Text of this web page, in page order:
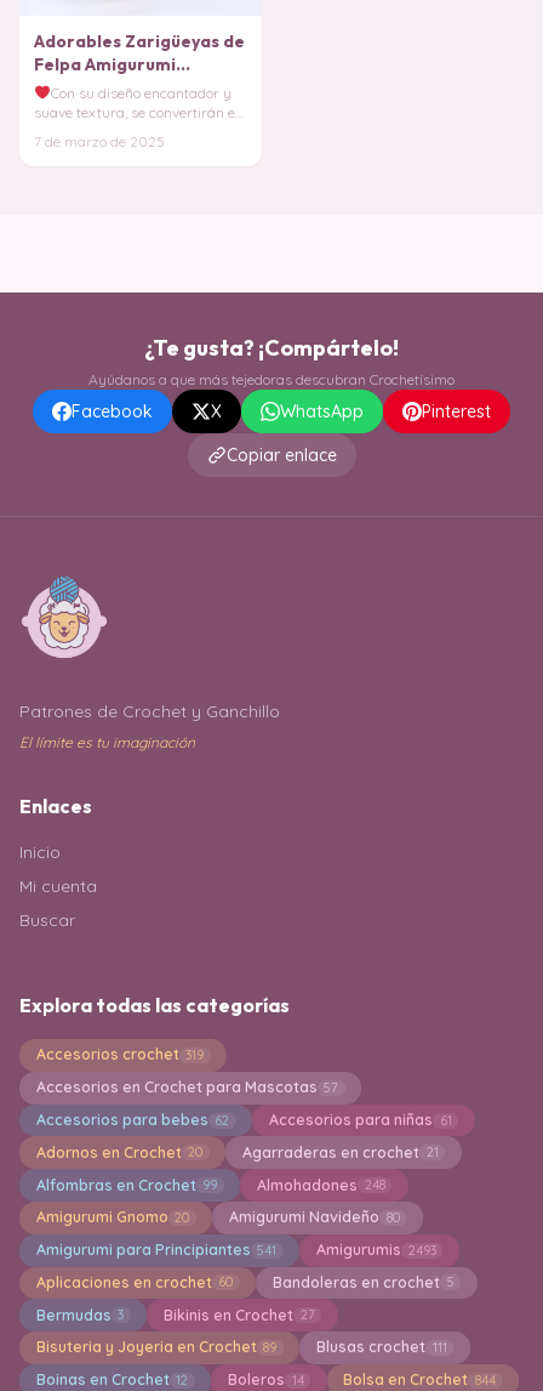
Adorables Zarigüeyas de
Felpa Amigurumi
PATRON PDF
Con su diseño encantador y
suave textura, se convertirán en
adulto
7 de marzo de 2025
¿Te gusta? ¡Compártelo!
Ayúdanos a que más tejedoras descubran Crochetísimo
Facebook X WhatsApp
Pinterest
Copiar enlace
Patrones de Crochet y Ganchillo
El límite es tu imaginación
Enlaces
Inicio
Mi cuenta
Buscar
Explora todas las categorías
Accesorios crochet 319
Accesorios en Crochet para Mascotas 57
Accesorios para bebes 62 Accesorios para niñas 61
Adornos en Crochet 20 Agarraderas en crochet 21
Alfombras en Crochet 99 Almohadones 248
Amigurumi Gnomo 20 Amigurumi Navideño 80
Amigurumi para Principiantes 541 Amigurumis 2493
Aplicaciones en crochet 60 Bandoleras en crochet 5
Bermudas 3 Bikinis en Crochet 27
Bisuteria y Joyeria en Crochet 89 Blusas crochet 111
Boinas en Crochet 12 Boleros 14 Bolsa en Crochet 844